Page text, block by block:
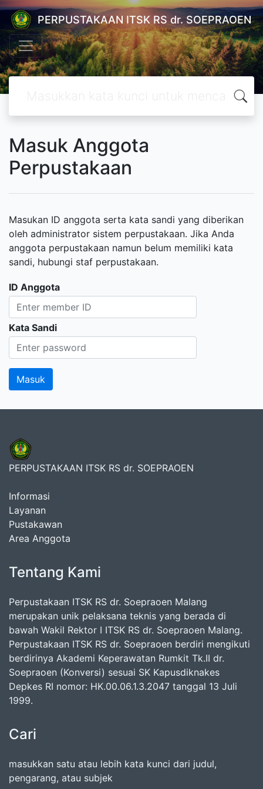
PERPUSTAKAAN ITSK RS dr. SOEPRAOEN
Masuk Anggota
Perpustakaan
Masukan ID anggota serta kata sandi yang diberikan
oleh administrator sistem perpustakaan. Jika Anda
anggota perpustakaan namun belum memiliki kata
sandi, hubungi staf perpustakaan.
ID Anggota
Kata Sandi
PERPUSTAKAAN ITSK RS dr. SOEPRAOEN
Informasi
Layanan
Pustakawan
Area Anggota
Tentang Kami
Perpustakaan ITSK RS dr. Soepraoen Malang
merupakan unik pelaksana teknis yang berada di
bawah Wakil Rektor I ITSK RS dr. Soepraoen Malang.
Perpustakaan ITSK RS dr. Soepraoen berdiri mengikuti
berdirinya Akademi Keperawatan Rumkit Tk.II dr.
Soepraoen (Konversi) sesuai SK Kapusdiknakes
Depkes RI nomor: HK.00.06.1.3.2047 tanggal 13 Juli
1999.
Cari
masukkan satu atau lebih kata kunci dari judul,
pengarang, atau subjek